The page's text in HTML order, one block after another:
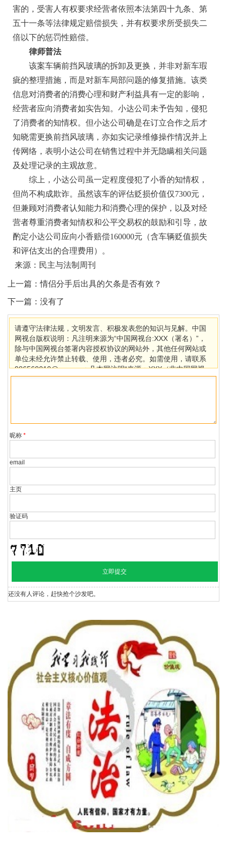
害的，受害人有权要求经营者依照本法第四十九条、第
五十一条等法律规定赔偿损失，并有权要求所受损失二
倍以下的惩罚性赔偿。
律师普法
该案车辆前挡风玻璃的拆卸及更换，并非对新车瑕
疵的整理措施，而是对新车局部问题的修复措施。该类
信息对消费者的消费心理和财产利益具有一定的影响，
经营者应向消费者如实告知。小达公司未予告知，侵犯
了消费者的知情权。但小达公司确是在订立合作之后才
知晓需更换前挡风玻璃，亦如实记录维修操作情况并上
传网络，表明小达公司在销售过程中并无隐瞒相关问题
及处理记录的主观故意。
综上，小达公司虽一定程度侵犯了小香的知情权，
但尚不构成欺诈。虽然该车的评估贬损价值仅7300元，
但兼顾对消费者认知能力和消费心理的保护，以及对经
营者尊重消费者知情权和公平交易权的鼓励和引导，故
酌定小达公司应向小香赔偿160000元（含车辆贬值损失
和评估支出的合理费用）。
来源：民主与法制周刊
上一篇：情侣分手后出具的欠条是否有效？
下一篇：没有了
请遵守法律法规，文明发言、积极发表您的知识与见解。中国
网视台版权说明：凡注明来源为“中国网视台:XXX（署名）”，
除与中国网视台签署内容授权协议的网站外，其他任何网站或
单位未经允许禁止转载、使用，违者必究。如需使用，请联系
986569019@qq.com；凡本网注明“来源：XXX（非中国网视
台）”的作品，均转载自其它媒体，目的在于传播更多信息，其
昵称*
email
主页
验证码
还没有人评论，赶快抢个沙发吧。